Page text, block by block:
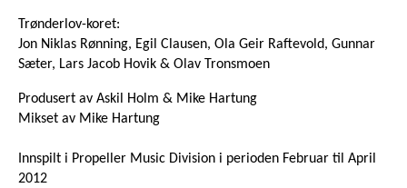
Trønderlov-koret:
Jon Niklas Rønning, Egil Clausen, Ola Geir Raftevold, Gunnar
Sæter, Lars Jacob Hovik & Olav Tronsmoen
Produsert av Askil Holm & Mike Hartung
Mikset av Mike Hartung
Innspilt i Propeller Music Division i perioden Februar til April
2012